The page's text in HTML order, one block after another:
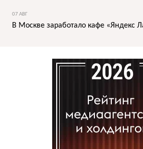
07 АВГ
В Москве заработало кафе «Яндекс